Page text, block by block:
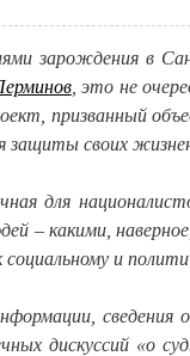
зарождения в
, это не
призванный
защиты своих
для
– какими,
и
дискуссий «о